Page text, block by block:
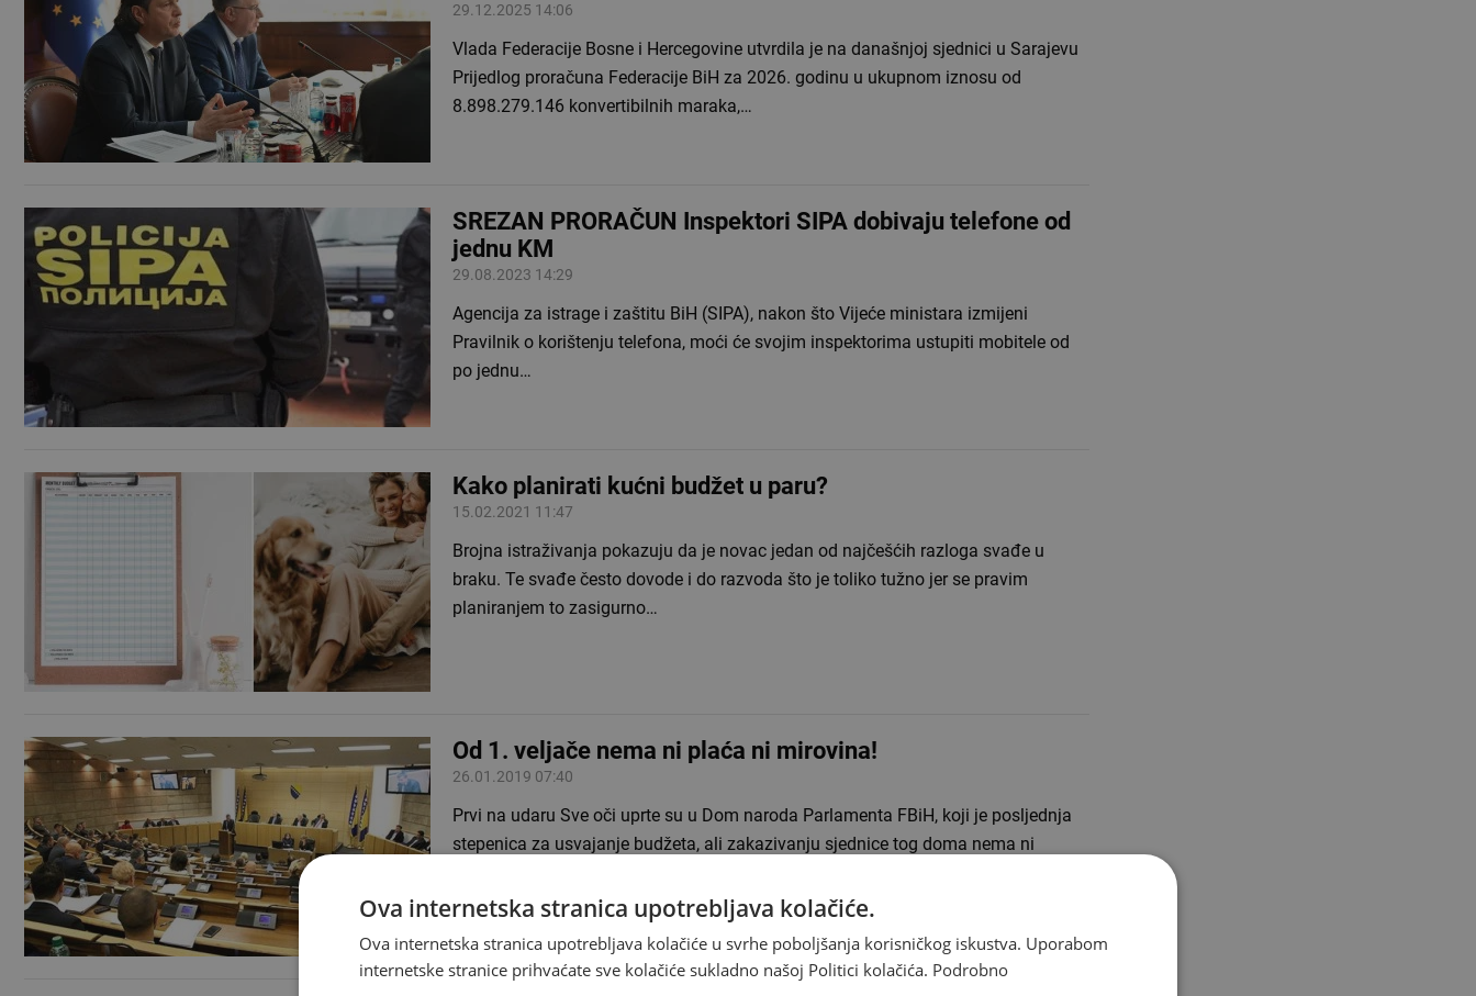
29.12.2025 14:06
Vlada Federacije Bosne i Hercegovine utvrdila je na današnjoj sjednici u Sarajevu
Prijedlog proračuna Federacije BiH za 2026. godinu u ukupnom iznosu od
8.898.279.146 konvertibilnih maraka,…
SREZAN PRORAČUN Inspektori SIPA dobivaju telefone od
jednu KM
29.08.2023 14:29
Agencija za istrage i zaštitu BiH (SIPA), nakon što Vijeće ministara izmijeni
Pravilnik o korištenju telefona, moći će svojim inspektorima ustupiti mobitele od
po jednu…
Kako planirati kućni budžet u paru?
15.02.2021 11:47
Brojna istraživanja pokazuju da je novac jedan od najčešćih razloga svađe u
braku. Te svađe često dovode i do razvoda što je toliko tužno jer se pravim
planiranjem to zasigurno…
Od 1. veljače nema ni plaća ni mirovina!
26.01.2019 07:40
Prvi na udaru Sve oči uprte su u Dom naroda Parlamenta FBiH, koji je posljednja
stepenica za usvajanje budžeta, ali zakazivanju sjednice tog doma nema ni
Ova internetska stranica upotrebljava kolačiće.
Ova internetska stranica upotrebljava kolačiće u svrhe poboljšanja korisničkog iskustva. Uporabom
internetske stranice prihvaćate sve kolačiće sukladno našoj Politici kolačića. Podrobno